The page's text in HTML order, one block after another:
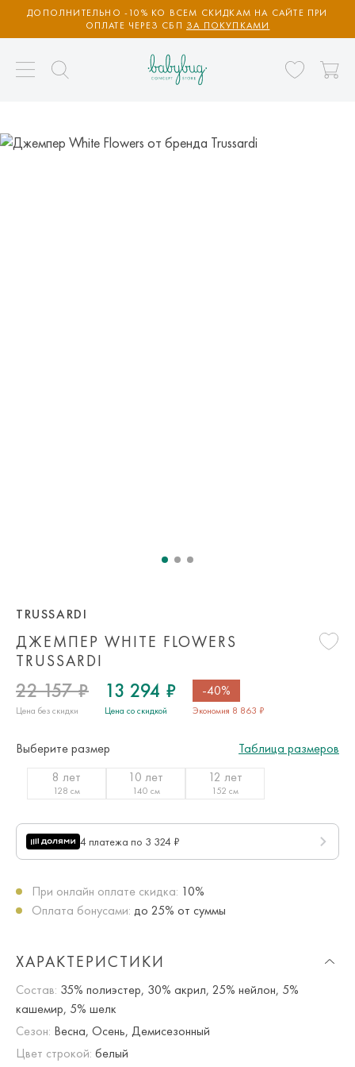
ДОПОЛНИТЕЛЬНО -10% КО ВСЕМ СКИДКАМ НА САЙТЕ ПРИ
ОПЛАТЕ ЧЕРЕЗ СБП ЗА ПОКУПКАМИ
ДЖЕМПЕР WHITE FLOWERS
TRUSSARDI
TRUSSARDI
22 157 ₽
Цена без скидки
13 294 ₽
Цена со скидкой
-40%
Экономия 8 863 ₽
Выберите размер
Таблица размеров
8 лет
128 см
10 лет
140 см
12 лет
152 см
4 платежа по 3 324 ₽
При онлайн оплате скидка: 10%
Оплата бонусами: до 25% от суммы
ХАРАКТЕРИСТИКИ
Состав: 35% полиэстер, 30% акрил, 25% нейлон, 5%
кашемир, 5% шелк
Сезон: Весна, Осень, Демисезонный
Цвет строкой: белый